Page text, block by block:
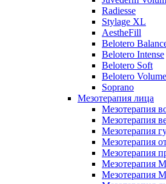
Radiesse
Stylage XL
AestheFill
Belotero
Belotero Intense
Belotero Soft
Belotero Volume
Soprano
Мезотерапия лица
Мезотерапия
Мезотерапия
Мезотерапия
Мезотерапия
Мезотерапия
Мезотерапия
Мезотерапия